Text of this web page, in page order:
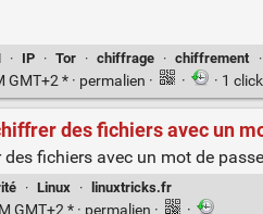
· IP · Tor · chiffrage · chiffrement ·
* · permalien · · · 1 click
des fichiers avec un
fichiers avec un mot de passe
· Linux · linuxtricks.fr
GMT+2 * · permalien · ·